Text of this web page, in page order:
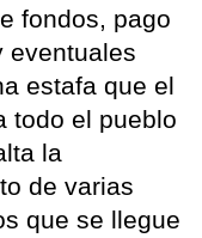
fondos, pago
eventuales
estafa que el
todo el pueblo
la
de varias
que se llegue